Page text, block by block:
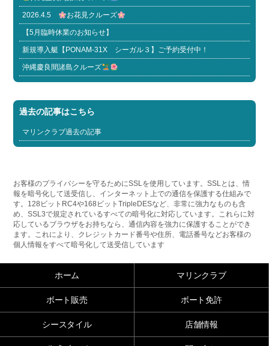
2026.4.5 お花見クルーズ
【5月臨時休業のお知らせ】
新規導入艇【PONAM-31X シーガル３】ご予約受付中！
沖縄慶良間諸島クルーズ
過去の記事はこちら
マリンクラブ過去の記事
お客様のプライバシーを守るためにSSLを使用しています。SSLとは、情
報を暗号化して送受信し、インターネット上での通信を保護する仕組みで
す。128ビットRC4や168ビットTripleDESなど、非常に強力なものも含
め、SSL3で規定されているすべての暗号化に対応しています。これらに対
応しているブラウザをお持ちなら、通信内容を強力に保護することができ
ます。これにより、クレジットカード番号や住所、電話番号などお客様の
個人情報をすべて暗号化して送受信しています
ホーム マリンクラブ
ボート販売 ボート免許
シースタイル 店舗情報